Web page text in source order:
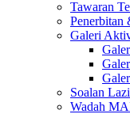
Tawaran
Penerbitan
Galeri
Soalan
Wadah